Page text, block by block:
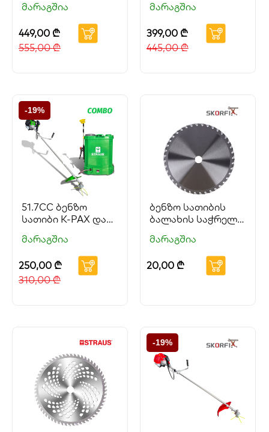
STRAUS GEORGIA
და ბენზო ხერხი
PARTNER, სახის და
თვალის დამცავი
მარაგშია
449,00 ₾
555,00₾
STRAUS GEORGIA
და ბენზო ხერხი
PARTNER
მარაგშია
399,00 ₾
445,00₾
-19%
51.7CC ბენზო
სათიბი K-PAX და
STRAUS GEORGIA
მარაგშია
250,00 ₾
310,00₾
ბენზო სათიბის
ბალახის საჭრელი
მარაგშია
20,00 ₾
-19%